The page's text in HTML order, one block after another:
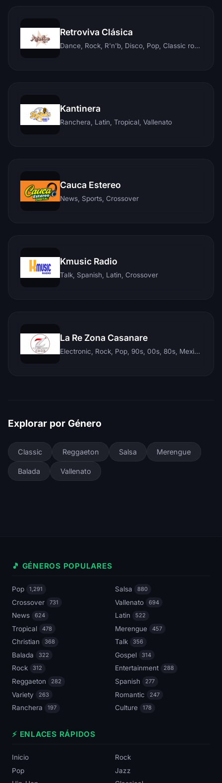
Retroviva Clásica
Dance, Rock, R'n'b, Disco, Pop, Classic rock, Techno, Reggae
Kantinera
Ranchera, Latin, Tropical, Vallenato
Cauca Estereo
News, Sports, Crossover
Kmusic Radio
Talk, Spanish, Latin, Crossover
La Re Zona Casanare
Electronic, Rock, Pop, 90s, 00s, 80s, Mexican, Ranchera, Reggaeton, Instrumental, Salsa, Merengue, Tropical, Romantic, Vallenato, Llanera
Explorar por Género
Classic Reggaeton Salsa Merengue
Balada Vallenato
🎵 GÉNEROS POPULARES
Pop 1,291 Salsa 880
Crossover 731 Vallenato 694
News 624 Latin 522
Tropical 478 Merengue 457
Christian 368 Talk 356
Balada 322 Gospel 314
Rock 312 Entertainment 288
Reggaeton 282 Spanish 277
Variety 263 Romantic 247
Ranchera 197 Culture 178
⚡ ENLACES RÁPIDOS
Inicio
Rock
Pop
Jazz